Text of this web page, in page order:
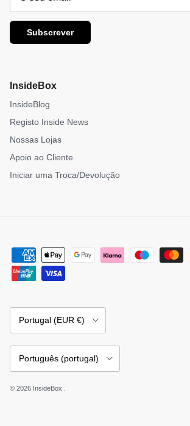
Subscrever
InsideBox
InsideBlog
Registo Inside News
Nossas Lojas
Apoio ao Cliente
Iniciar uma Troca/Devolução
País/Região
Portugal (EUR €)
Idioma
Português (portugal)
© 2026 InsideBox